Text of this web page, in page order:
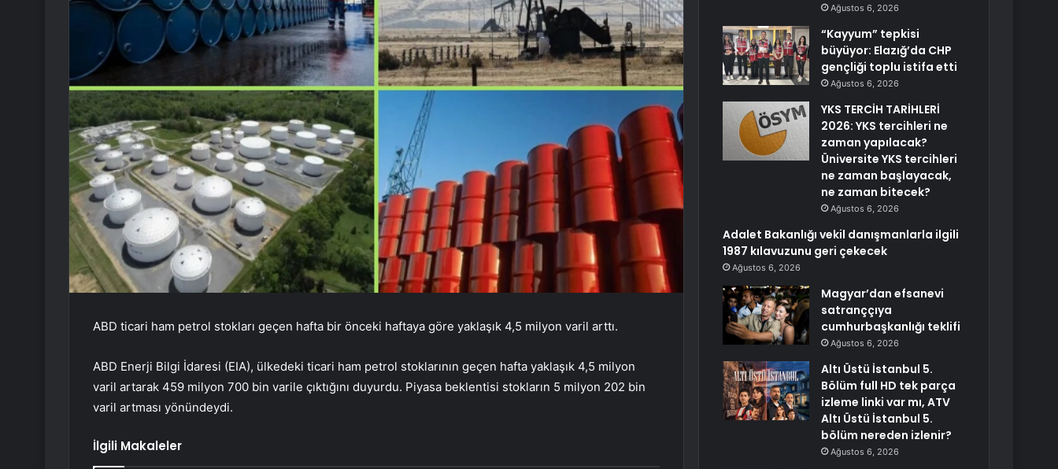
ABD ticari ham petrol stokları geçen hafta bir önceki haftaya göre yaklaşık 4,5 milyon varil arttı.
ABD Enerji Bilgi İdaresi (EIA), ülkedeki ticari ham petrol stoklarının geçen hafta yaklaşık 4,5 milyon
varil artarak 459 milyon 700 bin varile çıktığını duyurdu. Piyasa beklentisi stokların 5 milyon 202 bin
varil artması yönündeydi.
İlgili Makaleler
Ağustos 6, 2026
“Kayyum” tepkisi
büyüyor: Elazığ’da CHP
gençliği toplu istifa etti
Ağustos 6, 2026
YKS TERCİH TARİHLERİ
2026: YKS tercihleri ne
zaman yapılacak?
Üniversite YKS tercihleri
ne zaman başlayacak,
ne zaman bitecek?
Ağustos 6, 2026
Adalet Bakanlığı vekil danışmanlarla ilgili
1987 kılavuzunu geri çekecek
Ağustos 6, 2026
Magyar’dan efsanevi
satranççıya
cumhurbaşkanlığı teklifi
Ağustos 6, 2026
Altı Üstü İstanbul 5.
Bölüm full HD tek parça
izleme linki var mı, ATV
Altı Üstü İstanbul 5.
bölüm nereden izlenir?
Ağustos 6, 2026